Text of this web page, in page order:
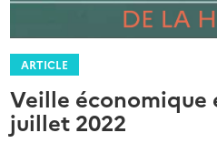
ARTICLE
Veille économique
juillet 2022